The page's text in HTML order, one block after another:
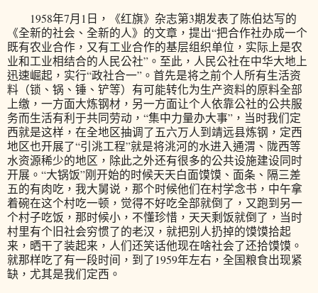
1958年7月1日，《红旗》杂志第3期发表了陈伯达写的
《全新的社会、全新的人》的文章，提出“把合作社办成一个
既有农业合作，又有工业合作的基层组织单位，实际上是农
业和工业相结合的人民公社”。至此，人民公社在中华大地上
迅速崛起，实行“政社合一”。首先是将之前个人所有生活资
料（锁、锅、锤、铲等）有可能转化为生产资料的原料全部
上缴，一方面大炼钢材，另一方面让个人依靠公社的公共服
务而生活有利于共同劳动，“集中力量办大事”，当时我们定
西就是这样，在全地区抽调了五六万人到靖远县炼钢，定西
地区也开展了“引洮工程”就是将洮河的水进入通渭、陇西等
水资源稀少的地区，除此之外还有很多的公共设施建设同时
开展。“大锅饭”刚开始的时候天天白面馍馍、面条、隔三差
五的有肉吃，我大舅说，那个时候他们在村学念书，中午拿
着碗在这个村吃一顿，觉得不好吃全部就倒了，又跑到另一
个村子吃饭，那时候小，不懂珍惜，天天剩饭就倒了，当时
村里有个旧社会穷惯了的老汉，就把别人扔掉的馍馍拾起
来，晒干了装起来，人们还笑话他现在啥社会了还拾馍馍。
就那样吃了有一段时间，到了1959年左右，全国粮食出现紧
缺，尤其是我们定西。